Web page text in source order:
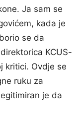
Ja sam se
kada je
se da
KCUS-
kritici. Ovdje se
ruku za
je da